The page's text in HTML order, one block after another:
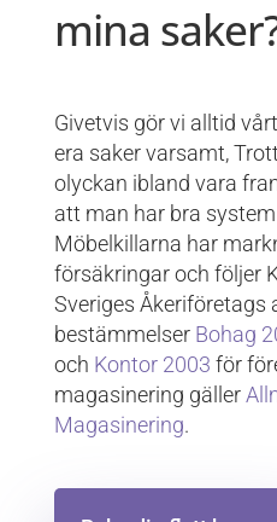
mina
Givetvis gör vi alltid
era saker varsamt,
olyckan ibland vara
att man har bra
Möbelkillarna har
försäkringar och följer
Sveriges Åkeriföretags
bestämmelser Bohag
och Kontor 2003 för
magasinering gäller
Magasinering.